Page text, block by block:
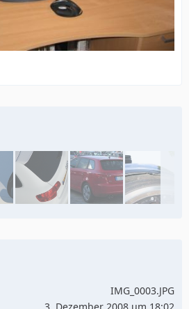
IMG_0003.JPG
3. Dezember 2008 um 18:02